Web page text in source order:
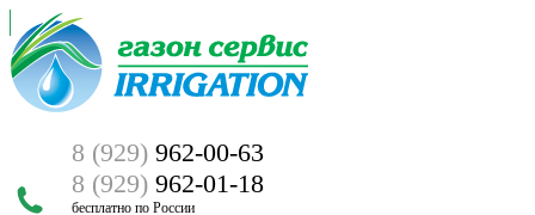
8 (929) 962-00-63
8 (929) 962-01-18
бесплатно по России